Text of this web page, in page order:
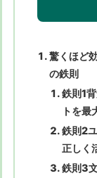
驚くほど
の鉄則
鉄則1
トを最
鉄則2
正しく
鉄則3